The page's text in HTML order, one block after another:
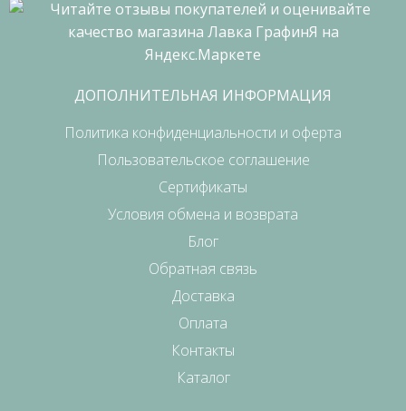
ДОПОЛНИТЕЛЬНАЯ ИНФОРМАЦИЯ
Политика конфиденциальности и оферта
Пользовательское соглашение
Сертификаты
Условия обмена и возврата
Блог
Обратная связь
Доставка
Оплата
Контакты
Каталог